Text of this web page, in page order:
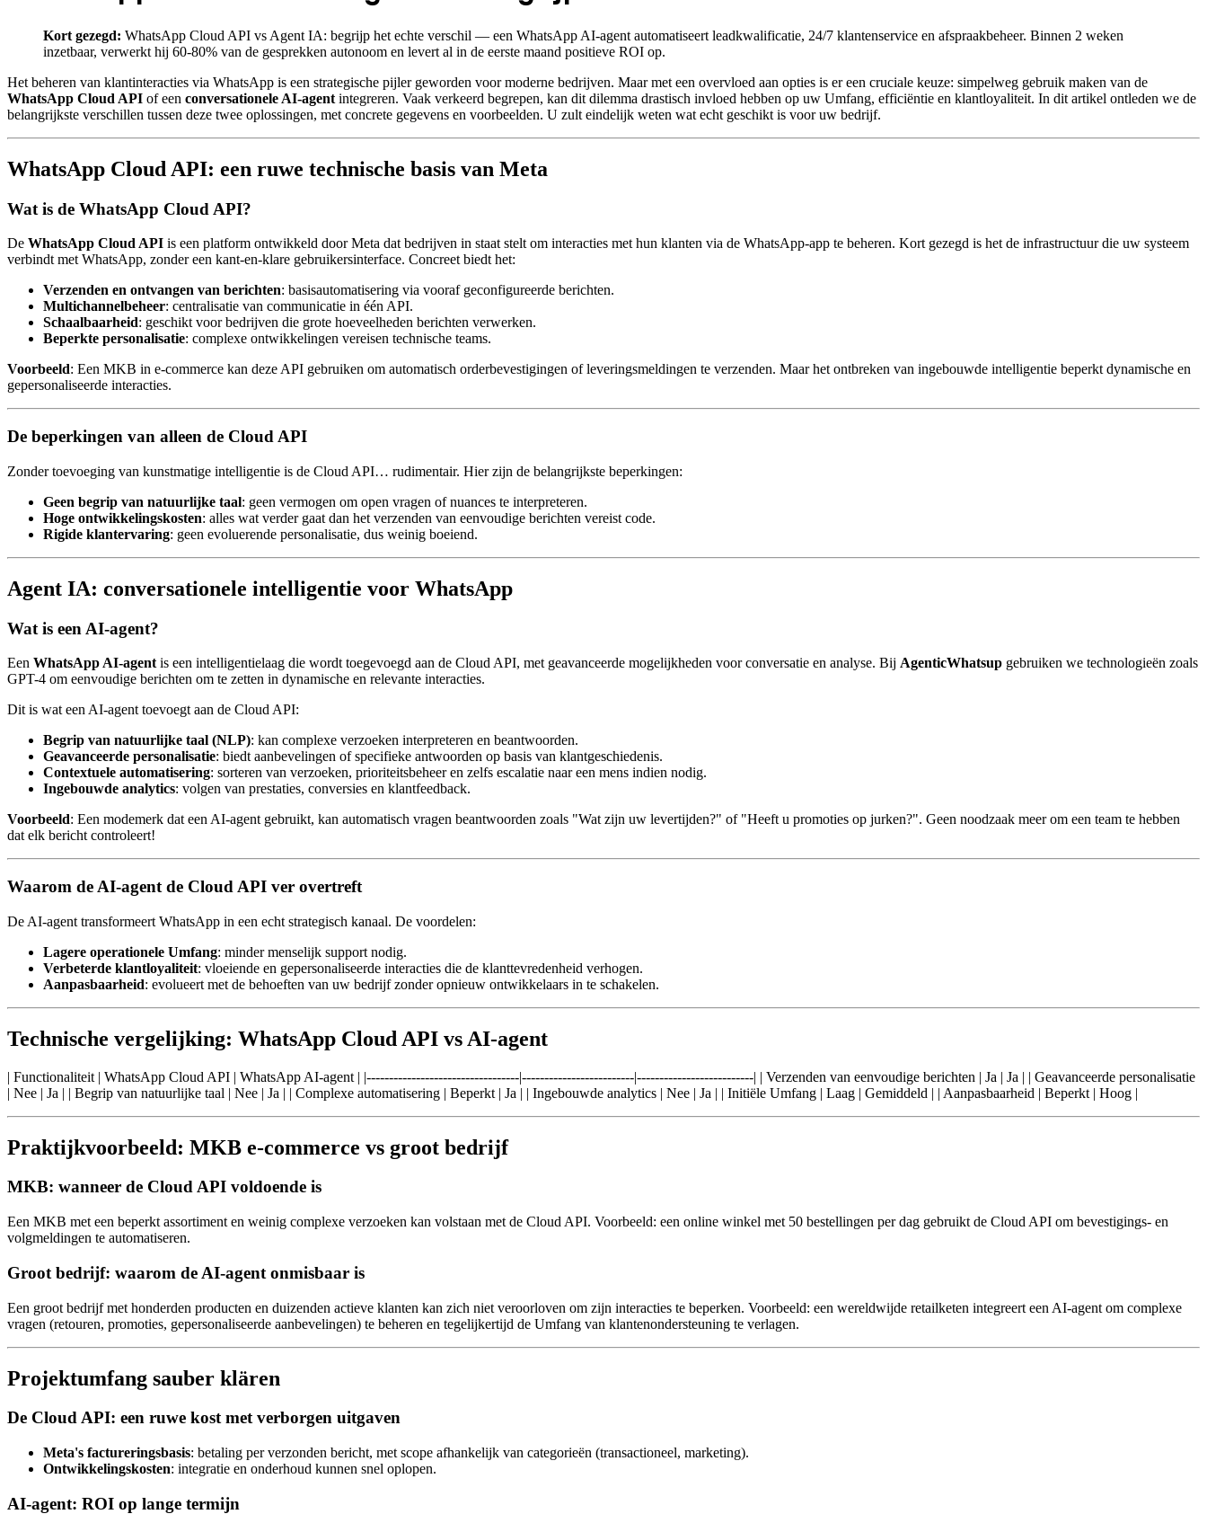
Kort gezegd: WhatsApp Cloud API vs Agent IA: begrijp het echte verschil — een WhatsApp AI-agent automatiseert leadkwalificatie, 24/7 klantenservice en afspraakbeheer. Binnen 2 weken
inzetbaar, verwerkt hij 60-80% van de gesprekken autonoom en levert al in de eerste maand positieve ROI op.
Het beheren van klantinteracties via WhatsApp is een strategische pijler geworden voor moderne bedrijven. Maar met een overvloed aan opties is er een cruciale keuze: simpelweg gebruik maken van de
WhatsApp Cloud API of een conversationele AI-agent integreren. Vaak verkeerd begrepen, kan dit dilemma drastisch invloed hebben op uw Umfang, efficiëntie en klantloyaliteit. In dit artikel ontleden we de
belangrijkste verschillen tussen deze twee oplossingen, met concrete gegevens en voorbeelden. U zult eindelijk weten wat echt geschikt is voor uw bedrijf.
WhatsApp Cloud API: een ruwe technische basis van Meta
Wat is de WhatsApp Cloud API?
De WhatsApp Cloud API is een platform ontwikkeld door Meta dat bedrijven in staat stelt om interacties met hun klanten via de WhatsApp-app te beheren. Kort gezegd is het de infrastructuur die uw systeem
verbindt met WhatsApp, zonder een kant-en-klare gebruikersinterface. Concreet biedt het:
Verzenden en ontvangen van berichten: basisautomatisering via vooraf geconfigureerde berichten.
Multichannelbeheer: centralisatie van communicatie in één API.
Schaalbaarheid: geschikt voor bedrijven die grote hoeveelheden berichten verwerken.
Beperkte personalisatie: complexe ontwikkelingen vereisen technische teams.
Voorbeeld: Een MKB in e-commerce kan deze API gebruiken om automatisch orderbevestigingen of leveringsmeldingen te verzenden. Maar het ontbreken van ingebouwde intelligentie beperkt dynamische en
gepersonaliseerde interacties.
De beperkingen van alleen de Cloud API
Zonder toevoeging van kunstmatige intelligentie is de Cloud API… rudimentair. Hier zijn de belangrijkste beperkingen:
Geen begrip van natuurlijke taal: geen vermogen om open vragen of nuances te interpreteren.
Hoge ontwikkelingskosten: alles wat verder gaat dan het verzenden van eenvoudige berichten vereist code.
Rigide klantervaring: geen evoluerende personalisatie, dus weinig boeiend.
Agent IA: conversationele intelligentie voor WhatsApp
Wat is een AI-agent?
Een WhatsApp AI-agent is een intelligentielaag die wordt toegevoegd aan de Cloud API, met geavanceerde mogelijkheden voor conversatie en analyse. Bij AgenticWhatsup gebruiken we technologieën zoals
GPT-4 om eenvoudige berichten om te zetten in dynamische en relevante interacties.
Dit is wat een AI-agent toevoegt aan de Cloud API:
Begrip van natuurlijke taal (NLP): kan complexe verzoeken interpreteren en beantwoorden.
Geavanceerde personalisatie: biedt aanbevelingen of specifieke antwoorden op basis van klantgeschiedenis.
Contextuele automatisering: sorteren van verzoeken, prioriteitsbeheer en zelfs escalatie naar een mens indien nodig.
Ingebouwde analytics: volgen van prestaties, conversies en klantfeedback.
Voorbeeld: Een modemerk dat een AI-agent gebruikt, kan automatisch vragen beantwoorden zoals "Wat zijn uw levertijden?" of "Heeft u promoties op jurken?". Geen noodzaak meer om een team te hebben
dat elk bericht controleert!
Waarom de AI-agent de Cloud API ver overtreft
De AI-agent transformeert WhatsApp in een echt strategisch kanaal. De voordelen:
Lagere operationele Umfang: minder menselijk support nodig.
Verbeterde klantloyaliteit: vloeiende en gepersonaliseerde interacties die de klanttevredenheid verhogen.
Aanpasbaarheid: evolueert met de behoeften van uw bedrijf zonder opnieuw ontwikkelaars in te schakelen.
Technische vergelijking: WhatsApp Cloud API vs AI-agent
| Functionaliteit | WhatsApp Cloud API | WhatsApp AI-agent | |----------------------------------|-------------------------|--------------------------| | Verzenden van eenvoudige berichten | Ja | Ja | | Geavanceerde personalisatie
| Nee | Ja | | Begrip van natuurlijke taal | Nee | Ja | | Complexe automatisering | Beperkt | Ja | | Ingebouwde analytics | Nee | Ja | | Initiële Umfang | Laag | Gemiddeld | | Aanpasbaarheid | Beperkt | Hoog |
Praktijkvoorbeeld: MKB e-commerce vs groot bedrijf
MKB: wanneer de Cloud API voldoende is
Een MKB met een beperkt assortiment en weinig complexe verzoeken kan volstaan met de Cloud API. Voorbeeld: een online winkel met 50 bestellingen per dag gebruikt de Cloud API om bevestigings- en
volgmeldingen te automatiseren.
Groot bedrijf: waarom de AI-agent onmisbaar is
Een groot bedrijf met honderden producten en duizenden actieve klanten kan zich niet veroorloven om zijn interacties te beperken. Voorbeeld: een wereldwijde retailketen integreert een AI-agent om complexe
vragen (retouren, promoties, gepersonaliseerde aanbevelingen) te beheren en tegelijkertijd de Umfang van klantenondersteuning te verlagen.
Projektumfang sauber klären
De Cloud API: een ruwe kost met verborgen uitgaven
Meta's factureringsbasis: betaling per verzonden bericht, met scope afhankelijk van categorieën (transactioneel, marketing).
Ontwikkelingskosten: integratie en onderhoud kunnen snel oplopen.
AI-agent: ROI op lange termijn